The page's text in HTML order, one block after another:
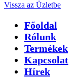
Vissza az Üzletbe
Főoldal
Rólunk
Termékek
Kapcsolat
Hírek